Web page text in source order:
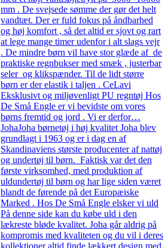
mm . De svejsede sømme der gør det helt
vandtæt. Der er fuld fokus på åndbarhed
og høj komfort , så det altid er sjovt og rart
at lege mange timer udenfor i alt slags vejr
. De mindre børn vil have stor glæde af de
praktiske regnbukser med smæk , justerbar
seler og klikspænder. Til de lidt større
børn er der elastik i taljen . CeLavi
Eksklusivt og miljøvenligt PU regntøj Hos
De Små Engle er vi bevidste om vores
børns fremtid og jord . Vi er derfor…
JohaJoha børnetøj i høj kvalitet Joha blev
grundlagt i 1963 og er i dag en af
Skandinaviens største producenter af nattøj
og undertøj til børn. Faktisk var det den
første virksomhed, med produktion af
uldundertøj til børn og har lige siden været
blandt de førende på det Europæiske
Marked . Hos De Små Engle elsker vi uld
På denne side kan du købe uld i den
lækreste bløde kvalitet. Joha går aldrig på
kompromis med kvaliteten og du vil i deres
kollektioner altid finde lækkert design med